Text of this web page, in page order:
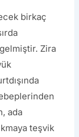
birkaç
Zira
ada
teşvik